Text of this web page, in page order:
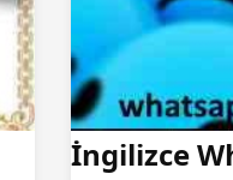
İngilizce